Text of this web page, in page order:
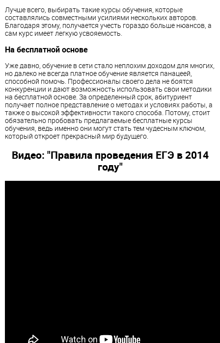
Лучше всего, выбирать такие курсы обучения, которые
составлялись совместными усилиями нескольких авторов.
Благодаря этому, получается учесть гораздо больше нюансов, а
сам курс имеет легкую усвояемость.
На бесплатной основе
Уже давно, обучение в сети стало неплохим доходом для многих,
но далеко не всегда платное обучение является панацеей,
способной помочь. Профессионалы своего дела не боятся
конкуренции и дают возможность использовать свои методики
на бесплатной основе. За определенный срок, абитуриент
получает полное представление о методах и условиях работы, а
также о высокой эффективности такого способа. Потому, стоит
обязательно пробовать предлагаемые бесплатные курсы
обучения, ведь именно они могут стать тем чудесным ключом,
который откроет прекрасный мир будущего.
Видео: "Правила проведения ЕГЭ в 2014
году"